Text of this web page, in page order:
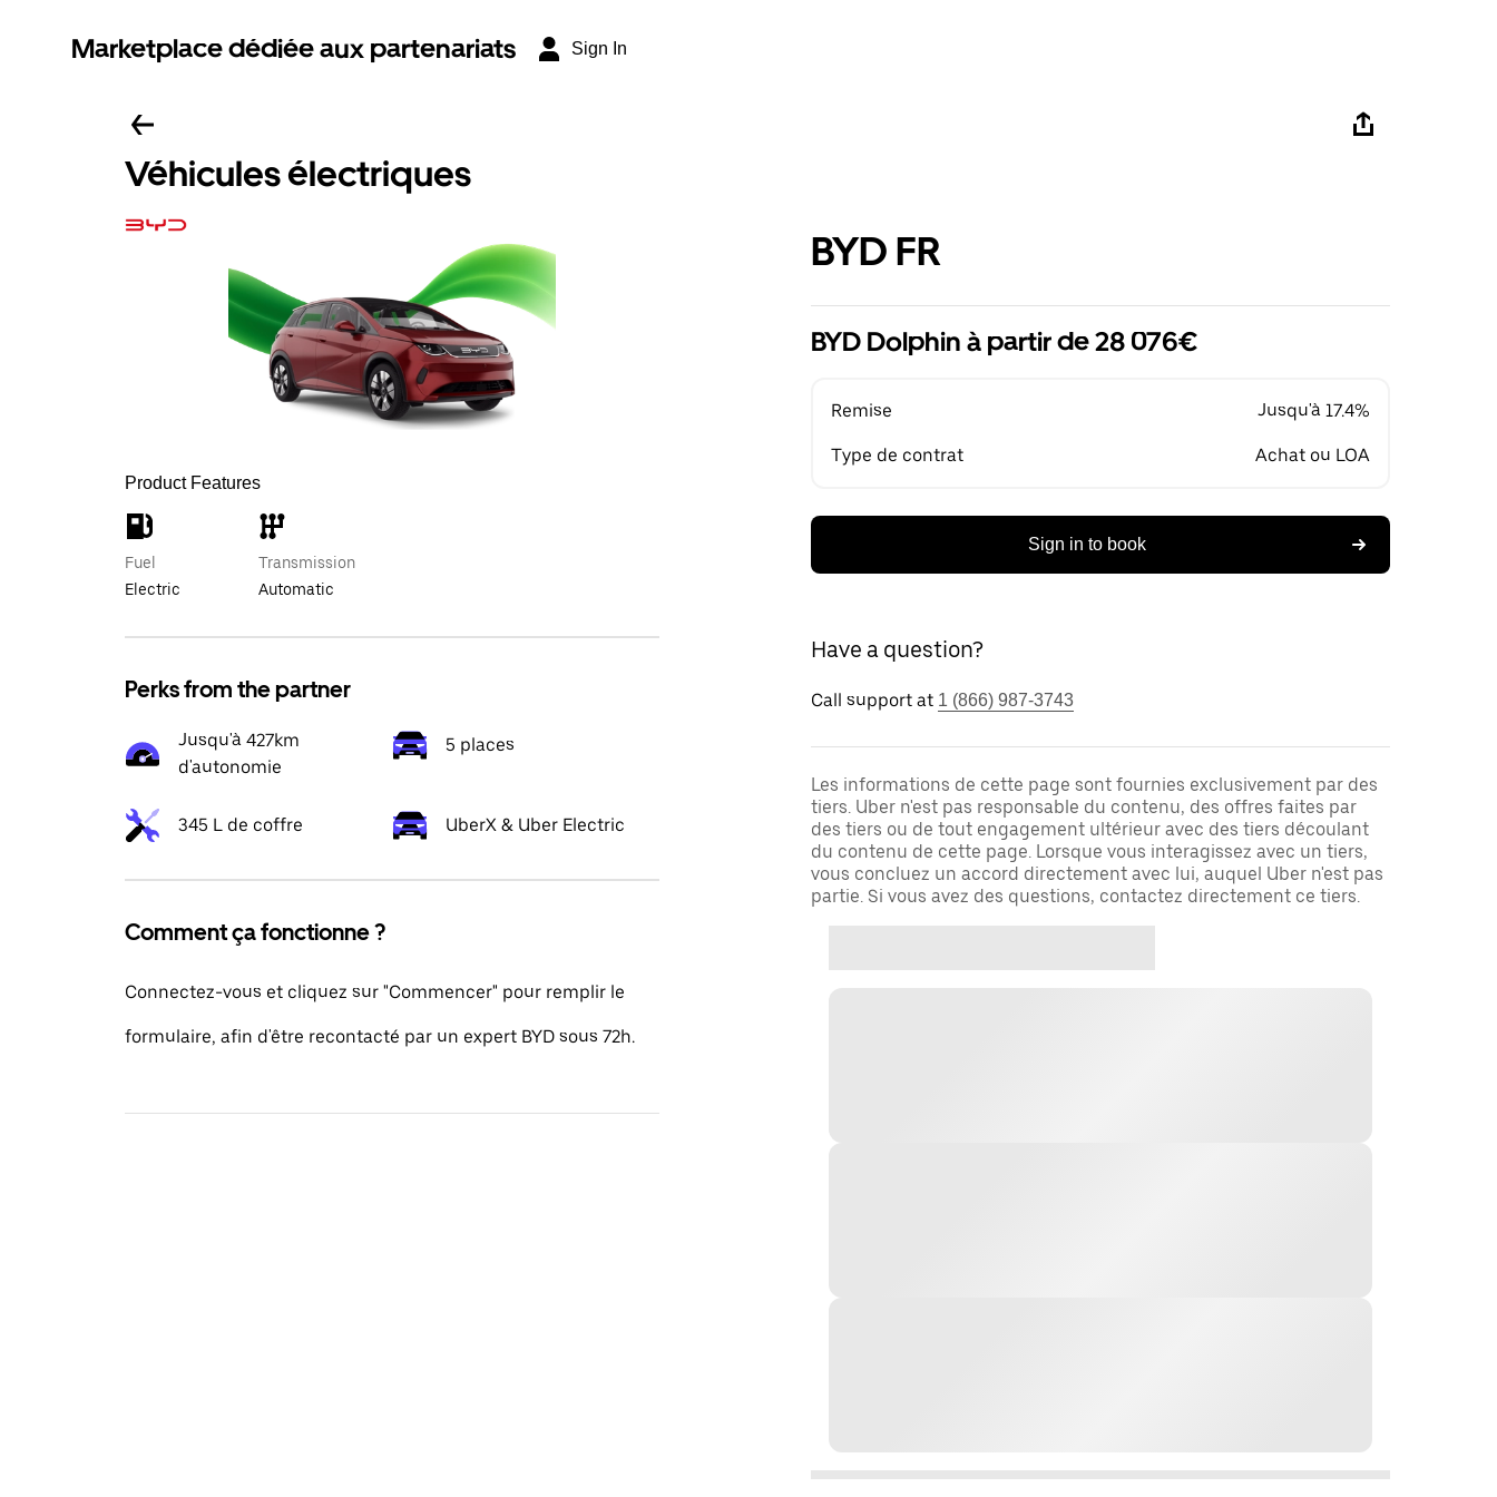
Marketplace dédiée aux partenariats Sign In
Véhicules électriques
Product Features
Fuel
Electric
Transmission
Automatic
Perks from the partner
Jusqu'à 427km
d'autonomie
5 places
345 L de coffre UberX & Uber Electric
Comment ça fonctionne ?
Connectez-vous et cliquez sur "Commencer" pour remplir le
formulaire, afin d'être recontacté par un expert BYD sous 72h.
BYD FR
BYD Dolphin à partir de 28 076€
Remise Jusqu'à 17.4%
Type de contrat Achat ou LOA
Sign in to book
Have a question?
Call support at 1 (866) 987-3743
Les informations de cette page sont fournies exclusivement par des
tiers. Uber n'est pas responsable du contenu, des offres faites par
des tiers ou de tout engagement ultérieur avec des tiers découlant
du contenu de cette page. Lorsque vous interagissez avec un tiers,
vous concluez un accord directement avec lui, auquel Uber n'est pas
partie. Si vous avez des questions, contactez directement ce tiers.